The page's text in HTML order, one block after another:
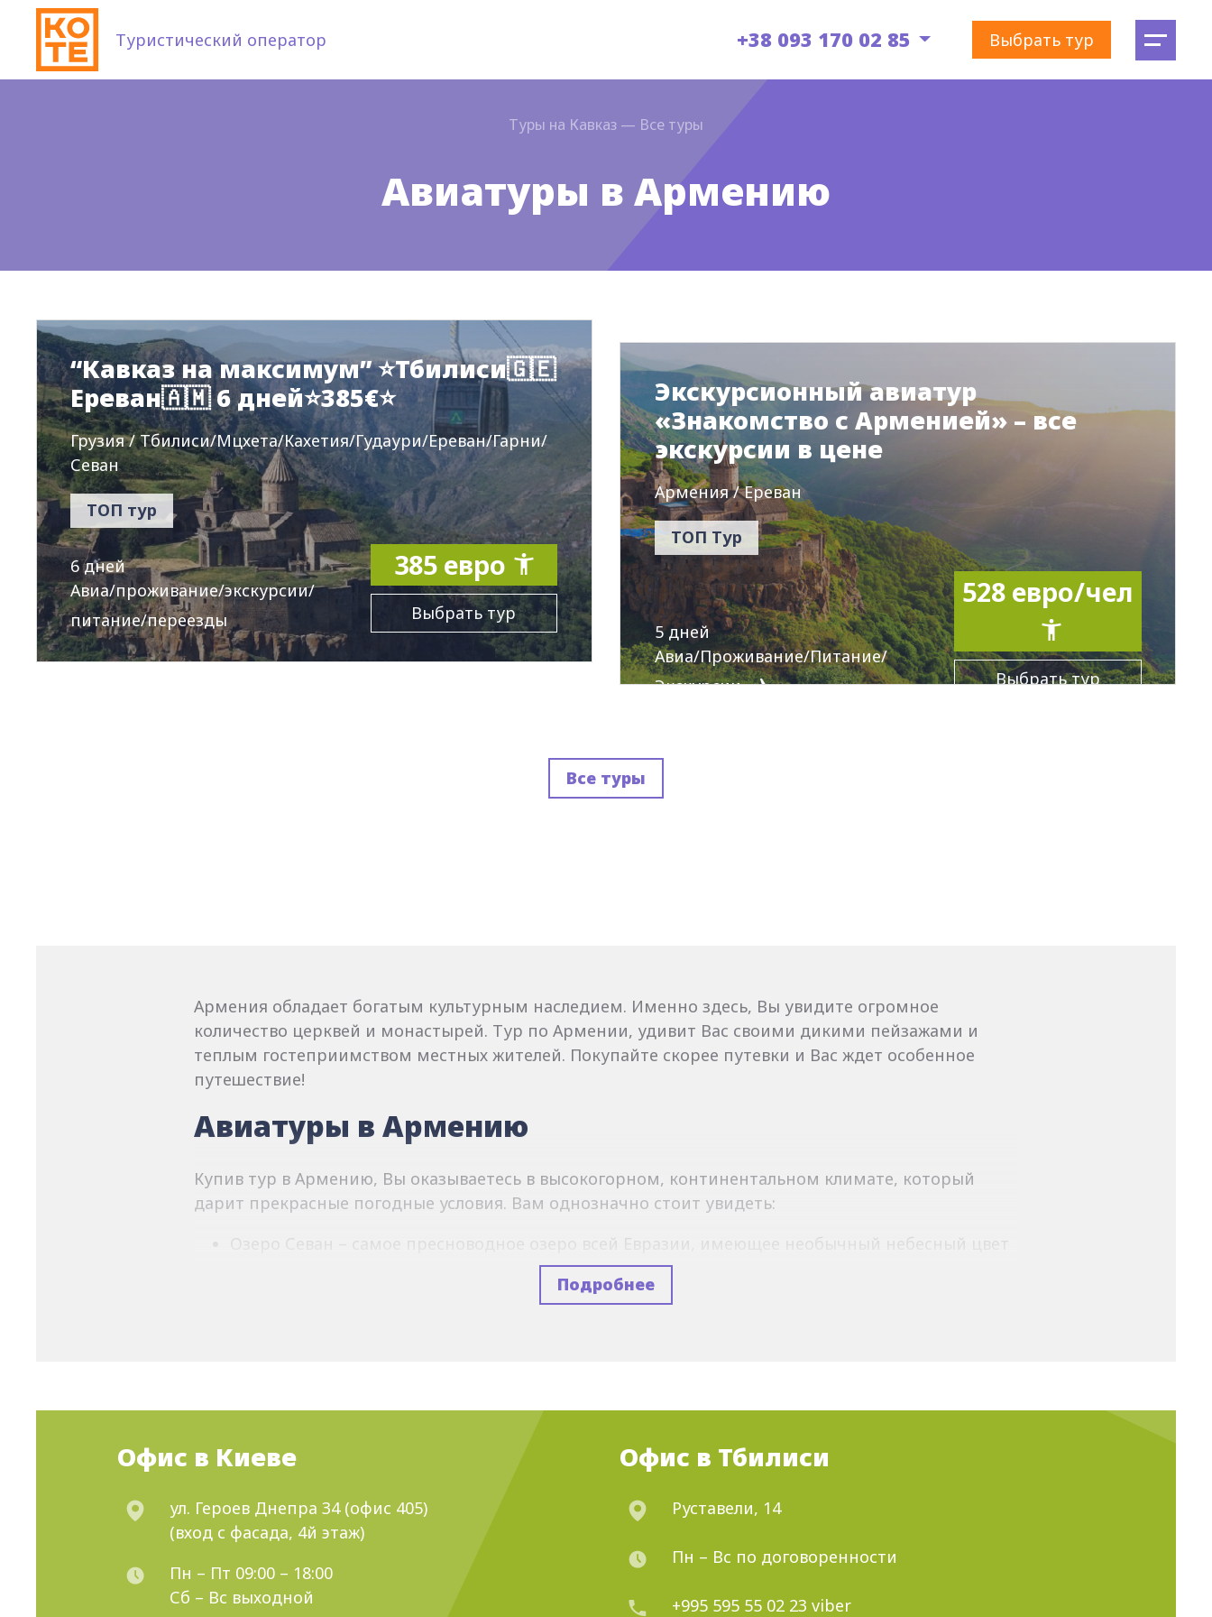
Туристический оператор +38 093 170 02 85 Выбрать тур
Туры на Кавказ — Все туры
Авиатуры в Армению
“Кавказ на максимум” ⭐Тбилиси🇬🇪
Ереван🇦🇲 6 дней⭐385€⭐
Грузия / Тбилиси/Мцхета/Кахетия/Гудаури/Ереван/Гарни/
Севан
ТОП тур
6 дней
Авиа/проживание/экскурсии/
питание/переезды
385 евро
Выбрать тур
Экскурсионный авиатур
«‎‎Знакомство с Арменией» – все
экскурсии в цене
Армения / Ереван
ТОП Тур
5 дней
Авиа/Проживание/Питание/
Экскурсии
528 евро/чел
Выбрать тур
Все туры
Армения обладает богатым культурным наследием. Именно здесь, Вы увидите огромное
количество церквей и монастырей. Тур по Армении, удивит Вас своими дикими пейзажами и
теплым гостеприимством местных жителей. Покупайте скорее путевки и Вас ждет особенное
путешествие!
Авиатуры в Армению
Купив тур в Армению, Вы оказываетесь в высокогорном, континентальном климате, который
дарит прекрасные погодные условия. Вам однозначно стоит увидеть:
Озеро Севан
самое пресноводное озеро всей Евразии, имеющее необычный небесный цвет
Авиатуры от компании KoteTravel
это удобно, быстро и очень комфортно.
много времени, делать перестройки, возиться с багажом.
Почему стоит заказать авиатур именно у нас?
Доступные цены и много выгодных специальных предложений, позволяющих экономить.
Поддержка и помощь не только в процессе покупки тура, но и по приезду в страну.
Подробнее
Офис в Киеве
ул. Героев Днепра 34 (офис 405)
(вход с фасада, 4й этаж)
Пн – Пт 09:00 – 18:00
Сб – Вс выходной
Офис в Тбилиси
Руставели, 14
Пн – Вс по договоренности
+995 595 55 02 23 viber